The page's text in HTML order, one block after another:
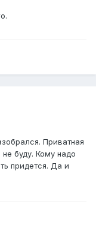
Приватная
буду. Кому надо
придется. Да и